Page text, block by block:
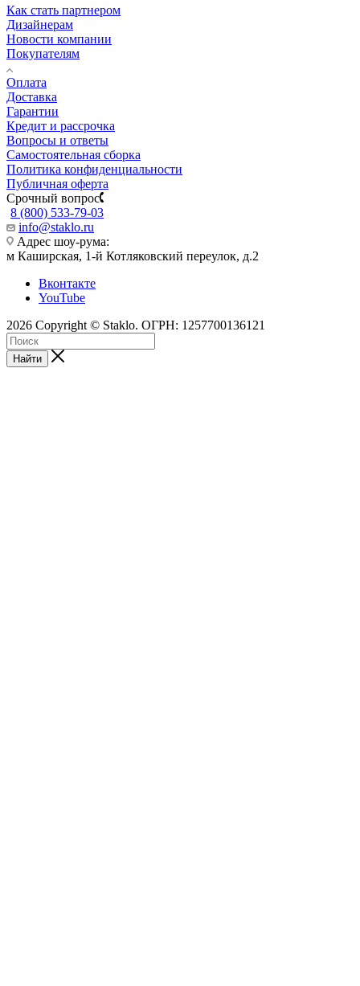
Как стать партнером
Дизайнерам
Новости компании
Покупателям
Оплата
Доставка
Гарантии
Кредит и рассрочка
Вопросы и ответы
Самостоятельная сборка
Политика конфиденциальности
Публичная оферта
Срочный вопрос
8 (800) 533-79-03
info@staklo.ru
Адрес шоу-рума:
м Каширская, 1-й Котляковский переулок, д.2
Вконтакте
YouTube
2026 Copyright © Staklo. ОГРН: 1257700136121
Найти